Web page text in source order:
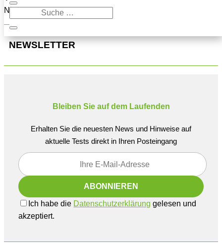
Navigation oben, um den Beitrag zu finden.
NEWSLETTER
Bleiben Sie auf dem Laufenden
Erhalten Sie die neuesten News und Hinweise auf
aktuelle Tests direkt in Ihren Posteingang
Ich habe die Datenschutzerklärung gelesen und
akzeptiert.